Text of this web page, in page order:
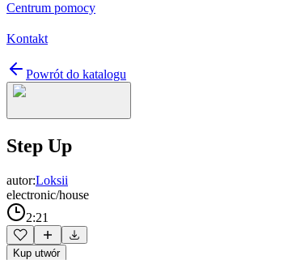
Centrum pomocy
Kontakt
Powrót do katalogu
Step Up
autor:Loksii
electronic/house
2:21
Kup utwór